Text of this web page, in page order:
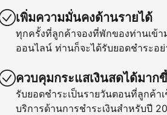
เพิ่มความมั่นคงด้านรายได้
ทุกครั้งที่ลูกค้าจองที่พักของท่านเข้า
ออนไลน์ ท่านก็จะได้รับยอดชำระอ
ควบคุมกระแสเงินสดได้มาก
รับยอดชำระเป็นรายวันตอนที่ลูกค้า
บริการด้านการชำระเงินสำหรับปี